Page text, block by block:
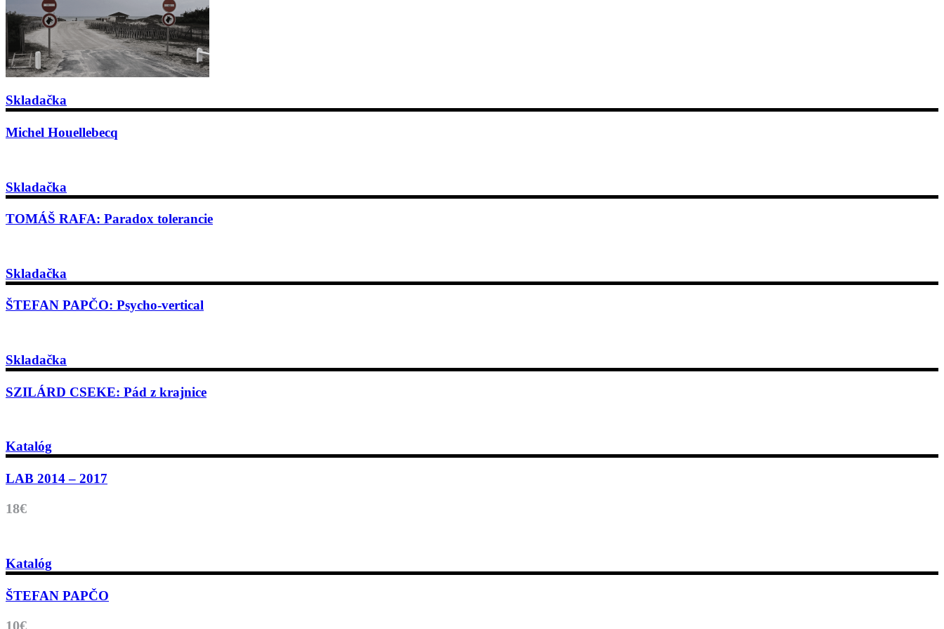
Skladačka
Michel Houellebecq
Skladačka
TOMÁŠ RAFA: Paradox tolerancie
Skladačka
ŠTEFAN PAPČO: Psycho-vertical
Skladačka
SZILÁRD CSEKE: Pád z krajnice
Katalóg
LAB 2014 – 2017
18€
Katalóg
ŠTEFAN PAPČO
10€